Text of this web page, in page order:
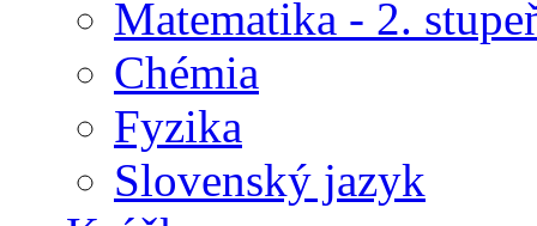
Matematika - 2.
Chémia
Fyzika
Slovenský jazyk